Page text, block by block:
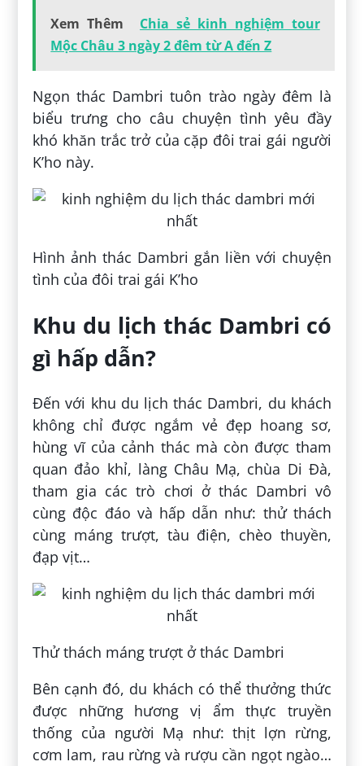
Xem Thêm
Chia sẻ kinh nghiệm tour
Mộc Châu 3 ngày 2 đêm từ A đến Z
Ngọn thác Dambri tuôn trào ngày đêm là
biểu trưng cho câu chuyện tình yêu đầy
khó khăn trắc trở của cặp đôi trai gái người
K’ho này.
Hình ảnh thác Dambri gắn liền với chuyện
tình của đôi trai gái K’ho
Khu du lịch thác Dambri có
gì hấp dẫn?
Đến với khu du lịch thác Dambri, du khách
không chỉ được ngắm vẻ đẹp hoang sơ,
hùng vĩ của cảnh thác mà còn được tham
quan đảo khỉ, làng Châu Mạ, chùa Di Đà,
tham gia các trò chơi ở thác Dambri vô
cùng độc đáo và hấp dẫn như: thử thách
cùng máng trượt, tàu điện, chèo thuyền,
đạp vịt…
Thử thách máng trượt ở thác Dambri
Bên cạnh đó, du khách có thể thưởng thức
được những hương vị ẩm thực truyền
thống của người Mạ như: thịt lợn rừng,
cơm lam, rau rừng và rượu cần ngọt ngào…